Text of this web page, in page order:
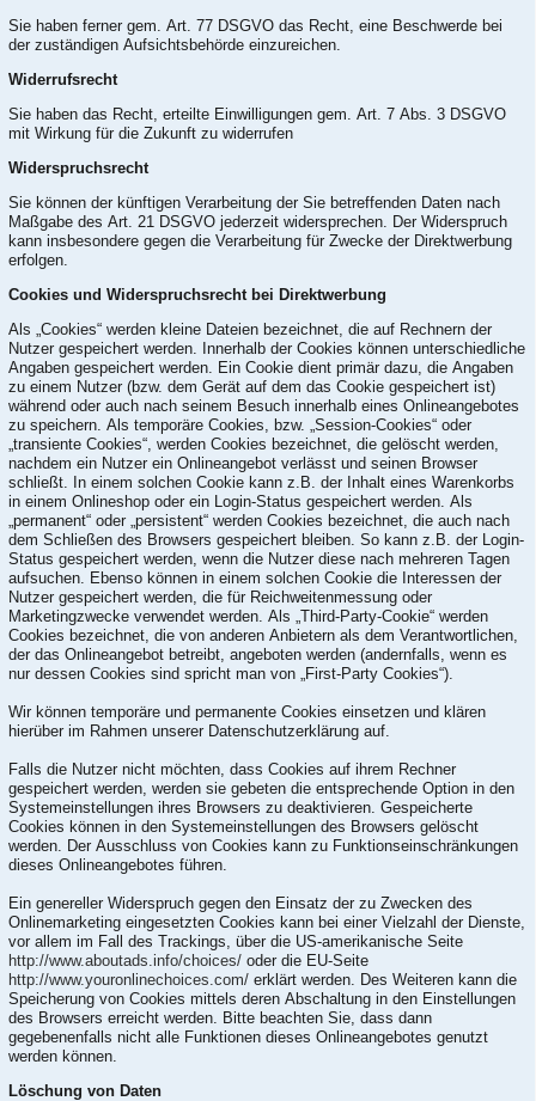
Sie haben ferner gem. Art. 77 DSGVO das Recht, eine Beschwerde bei
der zuständigen Aufsichtsbehörde einzureichen.
Widerrufsrecht
Sie haben das Recht, erteilte Einwilligungen gem. Art. 7 Abs. 3 DSGVO
mit Wirkung für die Zukunft zu widerrufen
Widerspruchsrecht
Sie können der künftigen Verarbeitung der Sie betreffenden Daten nach
Maßgabe des Art. 21 DSGVO jederzeit widersprechen. Der Widerspruch
kann insbesondere gegen die Verarbeitung für Zwecke der Direktwerbung
erfolgen.
Cookies und Widerspruchsrecht bei Direktwerbung
Als „Cookies“ werden kleine Dateien bezeichnet, die auf Rechnern der
Nutzer gespeichert werden. Innerhalb der Cookies können unterschiedliche
Angaben gespeichert werden. Ein Cookie dient primär dazu, die Angaben
zu einem Nutzer (bzw. dem Gerät auf dem das Cookie gespeichert ist)
während oder auch nach seinem Besuch innerhalb eines Onlineangebotes
zu speichern. Als temporäre Cookies, bzw. „Session-Cookies“ oder
„transiente Cookies“, werden Cookies bezeichnet, die gelöscht werden,
nachdem ein Nutzer ein Onlineangebot verlässt und seinen Browser
schließt. In einem solchen Cookie kann z.B. der Inhalt eines Warenkorbs
in einem Onlineshop oder ein Login-Status gespeichert werden. Als
„permanent“ oder „persistent“ werden Cookies bezeichnet, die auch nach
dem Schließen des Browsers gespeichert bleiben. So kann z.B. der Login-
Status gespeichert werden, wenn die Nutzer diese nach mehreren Tagen
aufsuchen. Ebenso können in einem solchen Cookie die Interessen der
Nutzer gespeichert werden, die für Reichweitenmessung oder
Marketingzwecke verwendet werden. Als „Third-Party-Cookie“ werden
Cookies bezeichnet, die von anderen Anbietern als dem Verantwortlichen,
der das Onlineangebot betreibt, angeboten werden (andernfalls, wenn es
nur dessen Cookies sind spricht man von „First-Party Cookies“).
Wir können temporäre und permanente Cookies einsetzen und klären
hierüber im Rahmen unserer Datenschutzerklärung auf.
Falls die Nutzer nicht möchten, dass Cookies auf ihrem Rechner
gespeichert werden, werden sie gebeten die entsprechende Option in den
Systemeinstellungen ihres Browsers zu deaktivieren. Gespeicherte
Cookies können in den Systemeinstellungen des Browsers gelöscht
werden. Der Ausschluss von Cookies kann zu Funktionseinschränkungen
dieses Onlineangebotes führen.
Ein genereller Widerspruch gegen den Einsatz der zu Zwecken des
Onlinemarketing eingesetzten Cookies kann bei einer Vielzahl der Dienste,
vor allem im Fall des Trackings, über die US-amerikanische Seite
http://www.aboutads.info/choices/ oder die EU-Seite
http://www.youronlinechoices.com/ erklärt werden. Des Weiteren kann die
Speicherung von Cookies mittels deren Abschaltung in den Einstellungen
des Browsers erreicht werden. Bitte beachten Sie, dass dann
gegebenenfalls nicht alle Funktionen dieses Onlineangebotes genutzt
werden können.
Löschung von Daten